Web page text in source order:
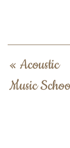
« Acoustic
Music